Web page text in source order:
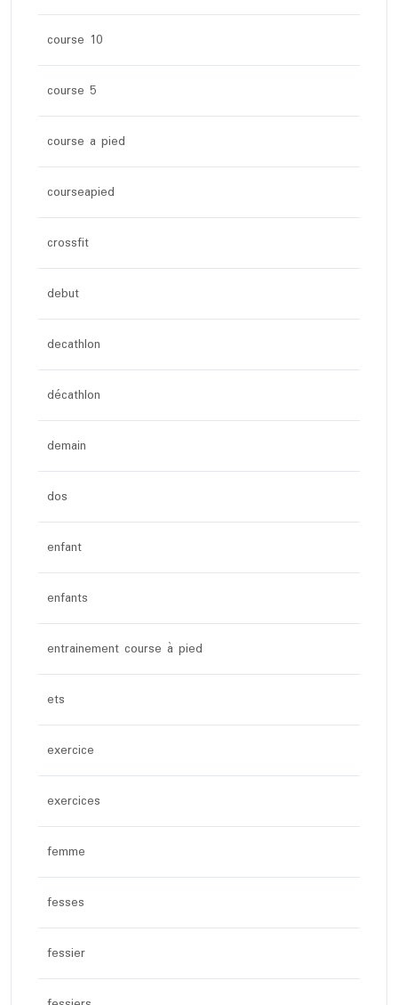
course 10
course 5
course a pied
courseapied
crossfit
debut
decathlon
décathlon
demain
dos
enfant
enfants
entrainement course à pied
ets
exercice
exercices
femme
fesses
fessier